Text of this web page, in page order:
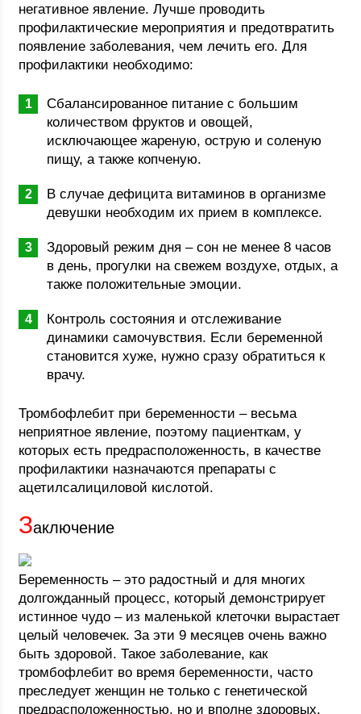
негативное явление. Лучше проводить
профилактические мероприятия и предотвратить
появление заболевания, чем лечить его. Для
профилактики необходимо:
Сбалансированное питание с большим
количеством фруктов и овощей,
исключающее жареную, острую и соленую
пищу, а также копченую.
В случае дефицита витаминов в организме
девушки необходим их прием в комплексе.
Здоровый режим дня – сон не менее 8 часов
в день, прогулки на свежем воздухе, отдых, а
также положительные эмоции.
Контроль состояния и отслеживание
динамики самочувствия. Если беременной
становится хуже, нужно сразу обратиться к
врачу.
Тромбофлебит при беременности – весьма
неприятное явление, поэтому пациенткам, у
которых есть предрасположенность, в качестве
профилактики назначаются препараты с
ацетилсалициловой кислотой.
Заключение
Беременность – это радостный и для многих
долгожданный процесс, который демонстрирует
истинное чудо – из маленькой клеточки вырастает
целый человечек. За эти 9 месяцев очень важно
быть здоровой. Такое заболевание, как
тромбофлебит во время беременности, часто
преследует женщин не только с генетической
предрасположенностью, но и вполне здоровых.